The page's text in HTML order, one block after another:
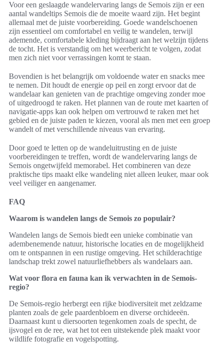
Voor een geslaagde wandelervaring langs de Semois zijn er een
aantal wandeltips Semois die de moeite waard zijn. Het begint
allemaal met de juiste voorbereiding. Goede wandelschoenen
zijn essentieel om comfortabel en veilig te wandelen, terwijl
ademende, comfortabele kleding bijdraagt aan het welzijn tijdens
de tocht. Het is verstandig om het weerbericht te volgen, zodat
men zich niet voor verrassingen komt te staan.
Bovendien is het belangrijk om voldoende water en snacks mee
te nemen. Dit houdt de energie op peil en zorgt ervoor dat de
wandelaar kan genieten van de prachtige omgeving zonder moe
of uitgedroogd te raken. Het plannen van de route met kaarten of
navigatie-apps kan ook helpen om vertrouwd te raken met het
gebied en de juiste paden te kiezen, vooral als men met een groep
wandelt of met verschillende niveaus van ervaring.
Door goed te letten op de wandeluitrusting en de juiste
voorbereidingen te treffen, wordt de wandelervaring langs de
Semois ongetwijfeld memorabel. Het combineren van deze
praktische tips maakt elke wandeling niet alleen leuker, maar ook
veel veiliger en aangenamer.
FAQ
Waarom is wandelen langs de Semois zo populair?
Wandelen langs de Semois biedt een unieke combinatie van
adembenemende natuur, historische locaties en de mogelijkheid
om te ontspannen in een rustige omgeving. Het schilderachtige
landschap trekt zowel natuurliefhebbers als wandelaars aan.
Wat voor flora en fauna kan ik verwachten in de Semois-
regio?
De Semois-regio herbergt een rijke biodiversiteit met zeldzame
planten zoals de gele paardenbloem en diverse orchideeën.
Daarnaast kunt u diersoorten tegenkomen zoals de specht, de
ijsvogel en de ree, wat het tot een uitstekende plek maakt voor
wildlife fotografie en vogelspotting.